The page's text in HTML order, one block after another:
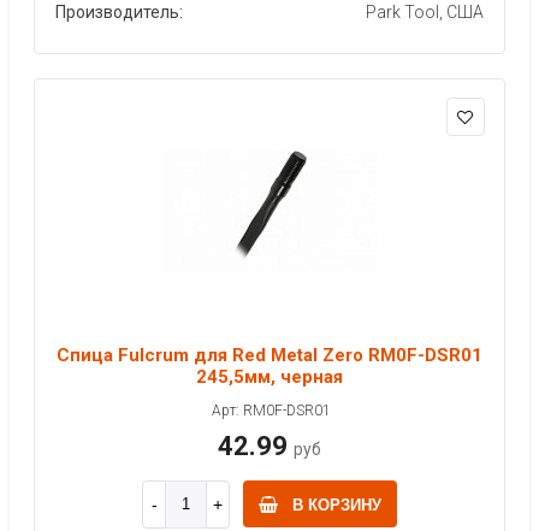
Производитель: Park Tool, США
Спица Fulcrum для Red Metal Zero RM0F-DSR01
245,5мм, черная
Арт: RM0F-DSR01
42.99 руб
В КОРЗИНУ